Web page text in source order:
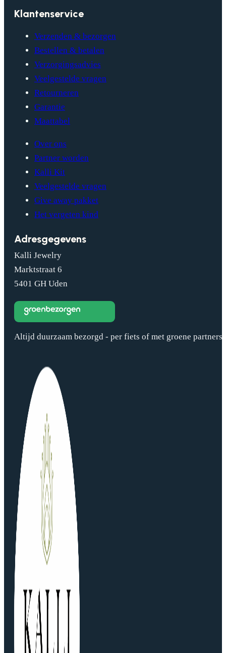
Klantenservice
Verzenden & bezorgen
Bestellen & betalen
Verzorgingsadvies
Veelgestelde vragen
Retourneren
Garantie
Maattabel
Over ons
Partner worden
Kalli Kit
Veelgestelde vragen
Give away pakket
Het vergeten kind
Adresgegevens
Kalli Jewelry
Marktstraat 6
5401 GH Uden
Altijd duurzaam bezorgd - per fiets of met groene partners